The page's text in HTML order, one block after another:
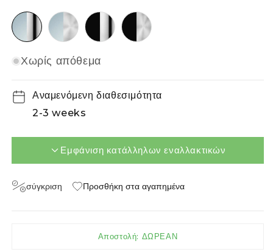
γυαλί οπάλ / χρώμιο
γυαλί οπάλ / ματ νικέλιο
μαύρο / χρώμιομαύρο / ματ νικέλιο
Χωρίς απόθεμα
Αναμενόμενη διαθεσιμότητα
2-3 weeks
Εμφάνιση κατάλληλων εναλλακτικών
σύγκριση Προσθήκη στα αγαπημένα
Αποστολή: ΔΩΡΕΑΝ